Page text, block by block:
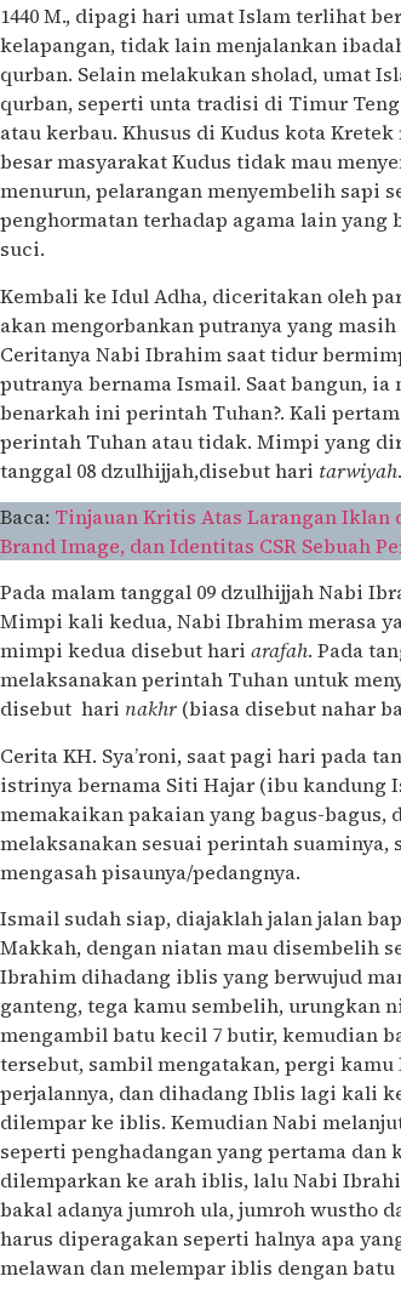
1440 M., dipagi hari umat Islam terlihat
kelapangan, tidak lain menjalankan
qurban. Selain melakukan sholad, umat
qurban, seperti unta tradisi di Timur
atau kerbau. Khusus di Kudus kota
besar masyarakat Kudus tidak mau
menurun, pelarangan menyembelih sapi
penghormatan terhadap agama lain yang
suci.
Kembali ke Idul Adha, diceritakan oleh
akan mengorbankan putranya yang
Ceritanya Nabi Ibrahim saat tidur
putranya bernama Ismail. Saat bangun,
benarkah ini perintah Tuhan?. Kali
perintah Tuhan atau tidak. Mimpi yang
tanggal 08 dzulhijjah,disebut hari tarwiyah.
Baca: Tinjauan Kritis Atas Larangan Iklan
Brand Image, dan Identitas CSR Sebuah
Pada malam tanggal 09 dzulhijjah Nabi
Mimpi kali kedua, Nabi Ibrahim merasa
mimpi kedua disebut hari arafah. Pada
melaksanakan perintah Tuhan untuk
disebut hari nakhr (biasa disebut nahar
Cerita KH. Sya’roni, saat pagi hari pada
istrinya bernama Siti Hajar (ibu
memakaikan pakaian yang bagus-bagus,
melaksanakan sesuai perintah
mengasah pisaunya/pedangnya.
Ismail sudah siap, diajaklah jalan jalan
Makkah, dengan niatan mau disembelih
Ibrahim dihadang iblis yang berwujud
ganteng, tega kamu sembelih, urungkan
mengambil batu kecil 7 butir, kemudian
tersebut, sambil mengatakan, pergi
perjalannya, dan dihadang Iblis lagi kali
dilempar ke iblis. Kemudian Nabi
seperti penghadangan yang pertama
dilemparkan ke arah iblis, lalu Nabi
bakal adanya jumroh ula, jumroh wustho
harus diperagakan seperti halnya apa
melawan dan melempar iblis dengan